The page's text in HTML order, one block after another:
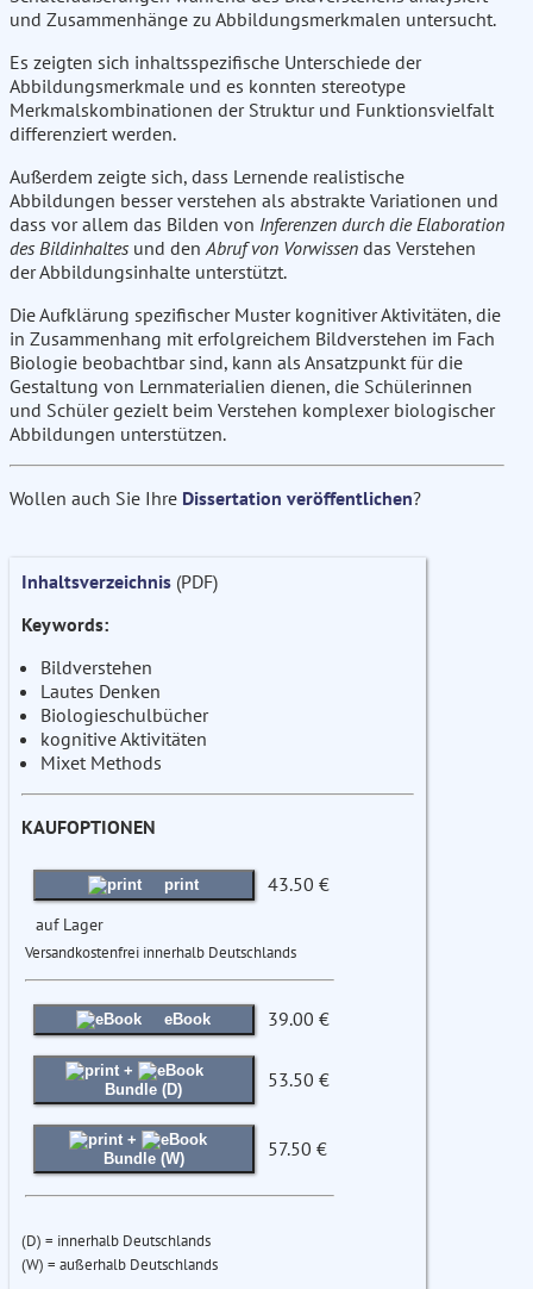
und Zusammenhänge zu Abbildungsmerkmalen untersucht.
Es zeigten sich inhaltsspezifische Unterschiede der
Abbildungsmerkmale und es konnten stereotype
Merkmalskombinationen der Struktur und Funktionsvielfalt
differenziert werden.
Außerdem zeigte sich, dass Lernende realistische
Abbildungen besser verstehen als abstrakte Variationen und
dass vor allem das Bilden von Inferenzen durch die Elaboration
des Bildinhaltes und denAbruf von Vorwissen das Verstehen
der Abbildungsinhalte unterstützt.
Die Aufklärung spezifischer Muster kognitiver Aktivitäten, die
in Zusammenhang mit erfolgreichem Bildverstehen im Fach
Biologie beobachtbar sind, kann als Ansatzpunkt für die
Gestaltung von Lernmaterialien dienen, die Schülerinnen
und Schüler gezielt beim Verstehen komplexer biologischer
Abbildungen unterstützen.
Wollen auch Sie Ihre Dissertation veröffentlichen?
Inhaltsverzeichnis (PDF)
Keywords:
Bildverstehen
Lautes Denken
Biologieschulbücher
kognitive Aktivitäten
Mixet Methods
KAUFOPTIONEN
print 43.50 €
auf Lager
Versandkostenfrei innerhalb Deutschlands
eBook 39.00 €
+
Bundle (D)
53.50 €
+
Bundle (W)
57.50 €
(D) = innerhalb Deutschlands
(W) = außerhalb Deutschlands